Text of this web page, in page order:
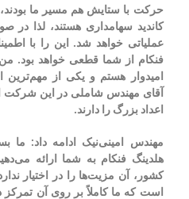
حرکت با ستایش هم مسیر ما
کاندید سهامداری هستند، لذا در
عملیاتی خواهد شد. این را با
فنکام از شما قطعی خواهد بود.
امیدوار هستم و یکی از
آقای مهندس شاملی در این شرکت
اعداد بزرگ را دارند.
مهندس امینی‌نیک ادامه داد: ما
هلدینگ فنکام به شما ارائه
کشور، آن مزیت‌ها را در اختیار
است که ما کاملاً بر روی آن تمرکز